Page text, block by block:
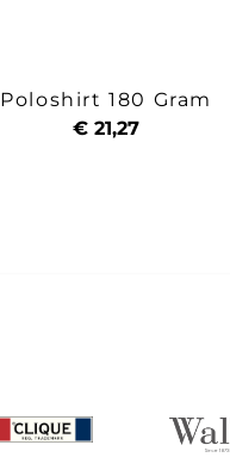
Poloshirt 180 Gram
€ 21,27